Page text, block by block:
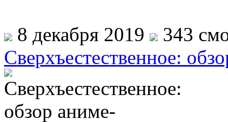
8 декабря 2019
343
Сверхъестественное: